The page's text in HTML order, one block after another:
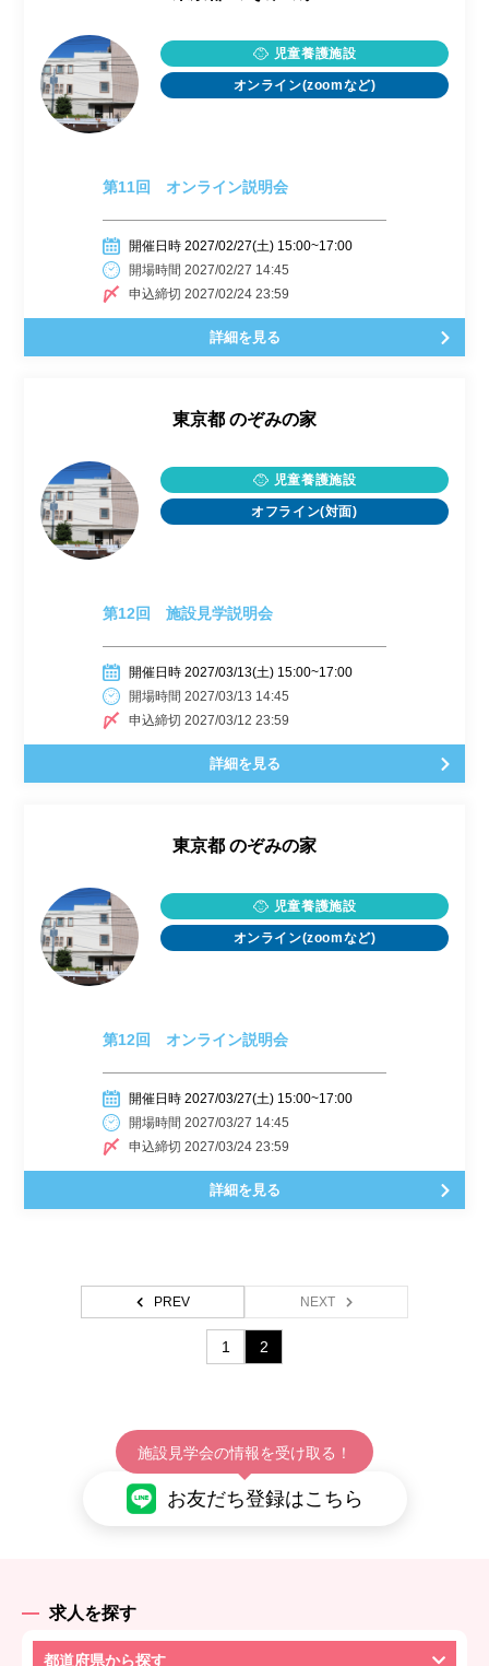
児童養護施設
オンライン(zoomなど)
第11回 オンライン説明会
開催日時 2027/02/27(土) 15:00~17:00
開場時間 2027/02/27 14:45
申込締切 2027/02/24 23:59
詳細を見る
東京都 のぞみの家
児童養護施設
オフライン(対面)
第12回 施設見学説明会
開催日時 2027/03/13(土) 15:00~17:00
開場時間 2027/03/13 14:45
申込締切 2027/03/12 23:59
詳細を見る
東京都 のぞみの家
児童養護施設
オンライン(zoomなど)
第12回 オンライン説明会
開催日時 2027/03/27(土) 15:00~17:00
開場時間 2027/03/27 14:45
申込締切 2027/03/24 23:59
詳細を見る
PREV NEXT
1 2
施設見学会の情報を受け取る！
お友だち登録はこちら
求人を探す
都道府県から探す